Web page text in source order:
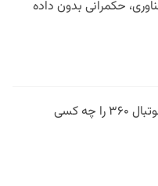
حکمرانی بدون داده
فیلتر در وقت اضافه؛ فوتبال ۳۶۰ را چه کسی